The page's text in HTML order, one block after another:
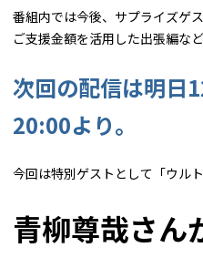
番組内では今後、サプライズゲ
ご支援金額を活用した出張編など
次回の配信は明日
20:00より。
今回は特別ゲストとして「ウル
青柳尊哉さん